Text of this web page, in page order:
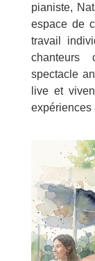
pianiste,
espace de
travail
chanteurs
spectacle
live et
expériences